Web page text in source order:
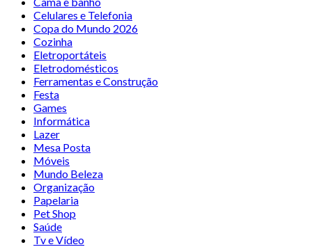
Celulares e Telefonia
Copa do Mundo 2026
Cozinha
Eletroportáteis
Eletrodomésticos
Ferramentas e Construção
Festa
Games
Informática
Lazer
Mesa Posta
Móveis
Mundo Beleza
Organização
Papelaria
Pet Shop
Saúde
Tv e Vídeo